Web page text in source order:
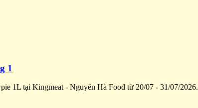
1
1L tại Kingmeat - Nguyên Hà Food từ 20/07 - 31/07/2026.